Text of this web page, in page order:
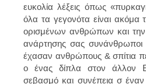
ευκολία λέξεις όπως
όλα τα γεγονότα είναι ακόμα
ορισμένων ανθρώπων και την
ανάρτησης σας
έχασαν ανθρώπους & σπίτια
ο ένας δίπλα στον άλλον
σεβασμό και συνέπεια σ